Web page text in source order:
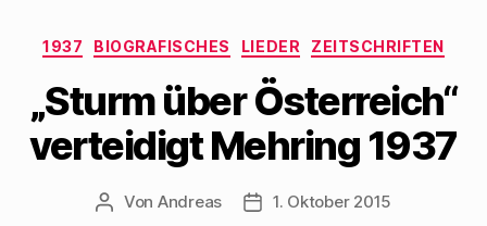
Kategorien
1937 BIOGRAFISCHES LIEDER ZEITSCHRIFTEN
„Sturm über Österreich“
verteidigt Mehring 1937
Beitragsautor
Von Andreas Beitragsdatum
1. Oktober 2015